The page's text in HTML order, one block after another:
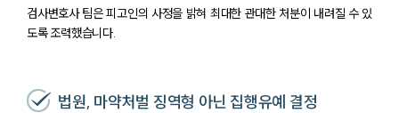
검사변호사 팀은 피고인의 사정을 밝혀 최대한 관대한 처분이 내려질 수 있
도록 조력했습니다.
법원, 마약처벌 징역형 아닌 집행유예 결정